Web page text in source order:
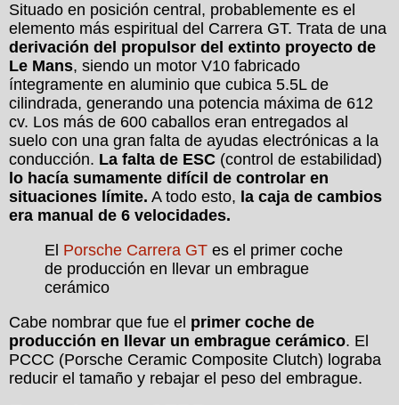
Situado en posición central, probablemente es el
elemento más espiritual del Carrera GT. Trata de una
derivación del propulsor del extinto proyecto de
Le Mans, siendo un motor V10 fabricado
íntegramente en aluminio que cubica 5.5L de
cilindrada, generando una potencia máxima de 612
cv. Los más de 600 caballos eran entregados al
suelo con una gran falta de ayudas electrónicas a la
conducción. La falta de ESC (control de estabilidad)
lo hacía sumamente difícil de controlar en
situaciones límite. A todo esto, la caja de cambios
era manual de 6 velocidades.
El Porsche Carrera GT es el primer coche
de producción en llevar un embrague
cerámico
Cabe nombrar que fue el primer coche de
producción en llevar un embrague cerámico. El
PCCC (Porsche Ceramic Composite Clutch) lograba
reducir el tamaño y rebajar el peso del embrague.